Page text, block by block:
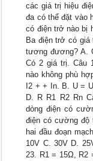
các giá trị hiệu
đa có thể đặt vào
có điện trở nào bị
Ba điện trở có giá
tương đương? A.
Có 2 giá trị. Câu
nào không phù
I2 + + In. B. U =
D. R R1 R2 Rn
dòng điện có
điện có cường độ
hai đầu đoạn
10V C. 30V D.
23. R1 = 15Ω, R2